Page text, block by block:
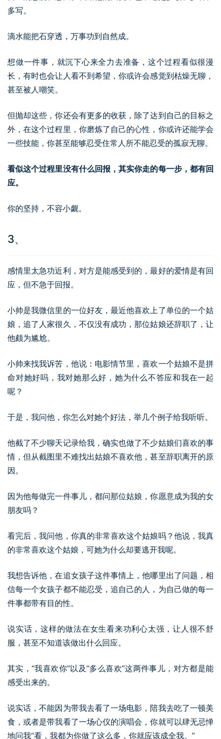
多写。
滴水能把石穿透，万事功到自然成。
想做一件事，就沉下心来全力去准备，这个过程看似很漫
长，有时也会让人看不到希望，你或许会感觉到枯燥无聊，
甚至被人嘲笑。
但抛却这些，你还会有更多的收获，除了达到自己的目标之
外，在这个过程里，你磨炼了自己的心性，你或许还能学会
一些技能，你甚至能够忍受住常人所不能忍受的孤寂无聊。
看似这个过程里没有什么回报，其实你走的每一步，都有回
应。
你的坚持，不容小觑。
3、
感情里太急功近利，对方是能感受到的，最好的爱情是有回
应，但不急于回报。
小帅是我微信里的一位好友，最近他喜欢上了单位的一个姑
娘，追了人家很久，不仅没有成功，那位姑娘还辞职了，让
他颇为尴尬。
小帅来找我诉苦，他说：电影情节里，喜欢一个姑娘不是拼
命对她好吗，我对她那么好，她为什么不答应和我在一起
呢？
于是，我问他，你怎么对她个好法，举几个例子给我听听。
他截了不少聊天记录给我，确实也做了不少姑娘们喜欢的事
情，但从截图里不难找出姑娘不喜欢他，甚至辞职离开的原
因。
因为他每做完一件事儿，都问那位姑娘，你愿意成为我的女
朋友吗？
看完后，我问他，你真的非常喜欢这个姑娘吗？他说，我真
的非常喜欢这个姑娘，可她为什么却要逃开我呢。
我想告诉他，在追女孩子这件事情上，他哪里出了问题，相
信每一个女孩子都不能忍受，追自己的人，为自己做的每一
件事都带有目的性。
说实话，这样的做法在女生看来功利心太强，让人很不舒
服，甚至不知道该做出什么回应。
其实，“我喜欢你”以及“多么喜欢”这两件事儿，对方都是能
感受出来的。
说实话，不能因为带我去看了一场电影，陪我去吃了一顿美
食，或者是带我看了一场心仪的演唱会，你就可以肆无忌惮
地问我“看，我都为你做了这么多，你就应该成全我。”